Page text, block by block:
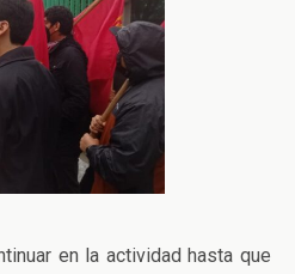
en la actividad hasta que